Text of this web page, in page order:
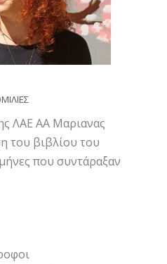
ΛΑΕ ΑΑ Μαριανας
του βιβλίου του
που συντάραξαν